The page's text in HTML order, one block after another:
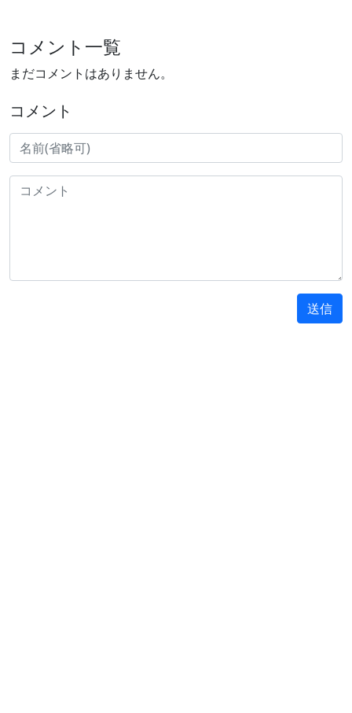
コメント一覧
まだコメントはありません。
コメント
送信